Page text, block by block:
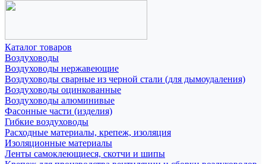
Каталог товаров
Воздуховоды
Воздуховоды нержавеющие
Воздуховоды сварные из черной стали (для дымоудаления)
Воздуховоды оцинкованные
Воздуховоды алюминивые
Фасонные части (изделия)
Гибкие воздуховоды
Расходные материалы, крепеж, изоляция
Изоляционные материалы
Ленты самоклеющиеся, скотчи и шипы